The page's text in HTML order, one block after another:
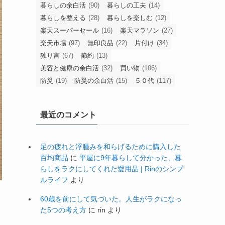
暮らしの余白活 (90) 暮らしの工夫 (14)
暮らしを整える (28) 暮らしを楽しむ (12)
楽天スーパーセール (16) 楽天マラソン (27)
楽天市場 (97) 無印良品 (22) 片付け (34)
独り言 (67) 節約 (13)
美容と健康の余白活 (32) 買い物 (106)
防災 (19) 防災の余白活 (15) ５０代 (117)
最近のコメント
足の疲れと浮腫みを和らげるために購入した
百均商品 に 平屋に9年暮らして分かった、暮
らしをラクにしてくれた愛用品 | Rinのシンプ
ルライフ より
60歳を前にして気づいた。人生がラクになっ
た5つの考え方 に rin より